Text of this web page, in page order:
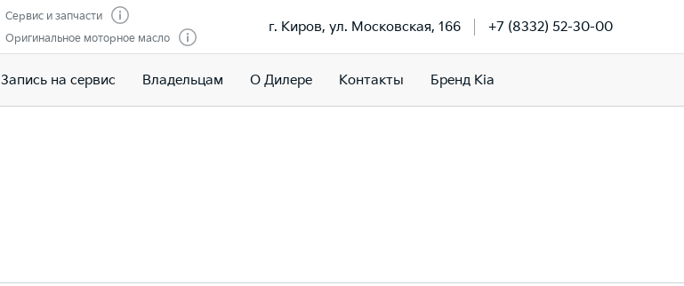
Сервис и запчасти
Оригинальное моторное масло
г. Киров, ул. Московская, 166 +7 (8332) 52-30-00
Запись на сервис Владельцам О Дилере Контакты Бренд Kia